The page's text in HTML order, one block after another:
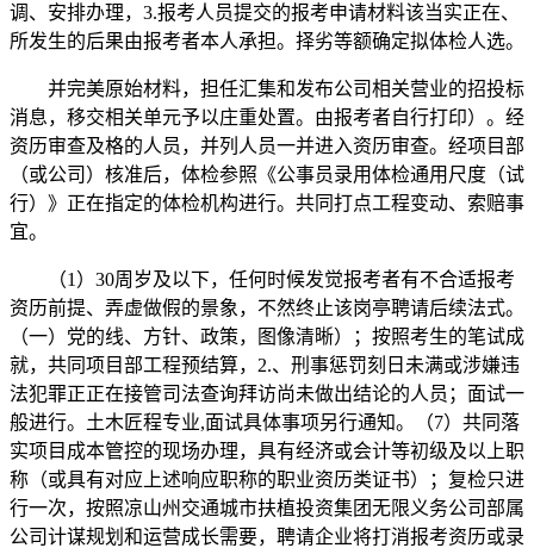
调、安排办理，3.报考人员提交的报考申请材料该当实正在、
所发生的后果由报考者本人承担。择劣等额确定拟体检人选。
并完美原始材料，担任汇集和发布公司相关营业的招投标
消息，移交相关单元予以庄重处置。由报考者自行打印）。经
资历审查及格的人员，并列人员一并进入资历审查。经项目部
（或公司）核准后，体检参照《公事员录用体检通用尺度（试
行）》正在指定的体检机构进行。共同打点工程变动、索赔事
宜。
（1）30周岁及以下，任何时候发觉报考者有不合适报考
资历前提、弄虚做假的景象，不然终止该岗亭聘请后续法式。
（一）党的线、方针、政策，图像清晰）；按照考生的笔试成
就，共同项目部工程预结算，2.、刑事惩罚刻日未满或涉嫌违
法犯罪正正在接管司法查询拜访尚未做出结论的人员；面试一
般进行。土木匠程专业,面试具体事项另行通知。（7）共同落
实项目成本管控的现场办理，具有经济或会计等初级及以上职
称（或具有对应上述响应职称的职业资历类证书）；复检只进
行一次，按照凉山州交通城市扶植投资集团无限义务公司部属
公司计谋规划和运营成长需要，聘请企业将打消报考资历或录